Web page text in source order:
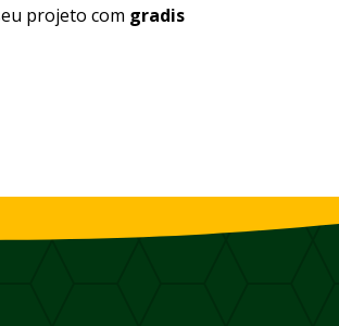
projeto com gradis